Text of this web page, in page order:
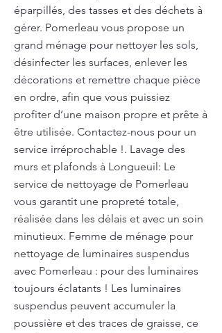
éparpillés, des tasses et des déchets à
gérer. Pomerleau vous propose un
grand ménage pour nettoyer les sols,
désinfecter les surfaces, enlever les
décorations et remettre chaque pièce
en ordre, afin que vous puissiez
profiter d’une maison propre et prête à
être utilisée. Contactez-nous pour un
service irréprochable !. Lavage des
murs et plafonds à Longueuil: Le
service de nettoyage de Pomerleau
vous garantit une propreté totale,
réalisée dans les délais et avec un soin
minutieux. Femme de ménage pour
nettoyage de luminaires suspendus
avec Pomerleau : pour des luminaires
toujours éclatants ! Les luminaires
suspendus peuvent accumuler la
poussière et des traces de graisse, ce